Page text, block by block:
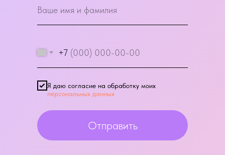
+7
Я даю согласие на обработку моих
персональных данных
Отправить